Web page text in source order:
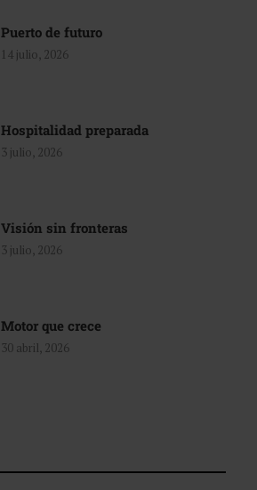
Puerto de futuro
14 julio, 2026
Hospitalidad preparada
3 julio, 2026
Visión sin fronteras
3 julio, 2026
Motor que crece
30 abril, 2026